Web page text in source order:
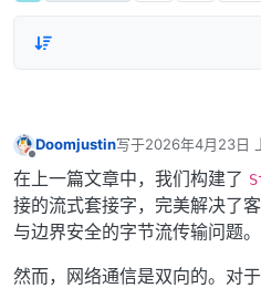
Doomjustin写于2026年4月23日
最后由 Doomjustin
在上一篇文章中，我们构建了
接的流式套接字，完美解决了
与边界安全的字节流传输问题。
然而，网络通信是双向的。对